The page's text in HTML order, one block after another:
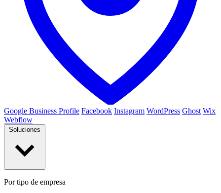
Google Business Profile Facebook Instagram WordPress Ghost Wix
Webflow
Por tipo de empresa